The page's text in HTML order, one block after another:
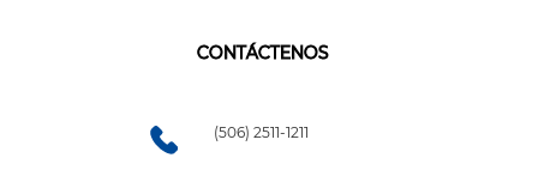
CONTÁCTENOS
(506) 2511-1211